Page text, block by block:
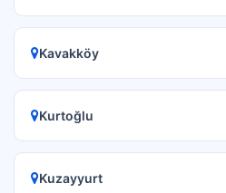
Kavakköy
Kurtoğlu
Kuzayyurt